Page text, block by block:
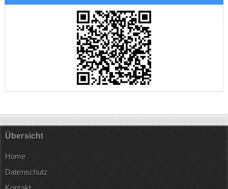
Übersicht
Home
Datenschutz